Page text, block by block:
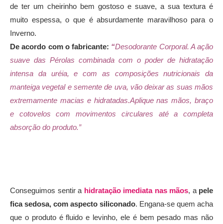
de ter um cheirinho bem gostoso e suave, a sua textura é
muito espessa, o que é absurdamente maravilhoso para o
Inverno.
De acordo com o fabricante: “Desodorante Corporal. A ação
suave das Pérolas combinada com o poder de hidratação
intensa da uréia, e com as composições nutricionais da
manteiga vegetal e semente de uva, vão deixar as suas mãos
extremamente macias e hidratadas.Aplique nas mãos, braço
e cotovelos com movimentos circulares até a completa
absorção do produto.”
Conseguimos sentir a hidratação imediata nas mãos, a pele
fica sedosa, com aspecto siliconado. Engana-se quem acha
que o produto é fluido e levinho, ele é bem pesado mas não